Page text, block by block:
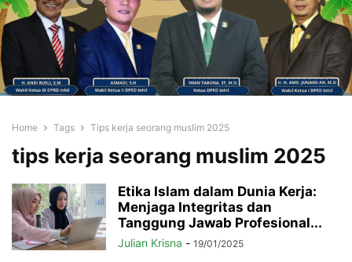
Home Tags Tips kerja seorang muslim 2025
tips kerja seorang muslim 2025
Etika Islam dalam Dunia Kerja:
Menjaga Integritas dan
Tanggung Jawab Profesional...
Julian Krisna - 19/01/2025